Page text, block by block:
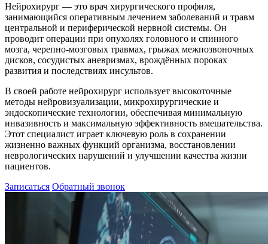
Нейрохирург — это врач хирургического профиля,
занимающийся оперативным лечением заболеваний и травм
центральной и периферической нервной системы. Он
проводит операции при опухолях головного и спинного
мозга, черепно-мозговых травмах, грыжах межпозвоночных
дисков, сосудистых аневризмах, врождённых пороках
развития и последствиях инсультов.
В своей работе нейрохирург использует высокоточные
методы нейровизуализации, микрохирургические и
эндоскопические технологии, обеспечивая минимальную
инвазивность и максимальную эффективность вмешательства.
Этот специалист играет ключевую роль в сохранении
жизненно важных функций организма, восстановлении
неврологических нарушений и улучшении качества жизни
пациентов.
Записаться Обратный звонок